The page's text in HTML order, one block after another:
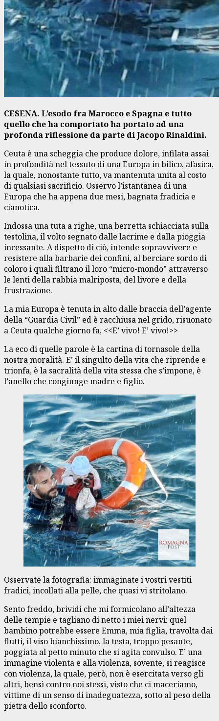
CESENA. L’esodo fra Marocco e Spagna e tutto
quello che ha comportato ha portato ad una
profonda riflessione da parte di Jacopo Rinaldini.
Ceuta è una scheggia che produce dolore, infilata assai
in profondità nel tessuto di una Europa in bilico, afasica,
la quale, nonostante tutto, va mantenuta unita al costo
di qualsiasi sacrificio. Osservo l’istantanea di una
Europa che ha appena due mesi, bagnata fradicia e
cianotica.
Indossa una tuta a righe, una berretta schiacciata sulla
testolina, il volto segnato dalle lacrime e dalla pioggia
incessante. A dispetto di ciò, intende sopravvivere e
resistere alla barbarie dei confini, al berciare sordo di
coloro i quali filtrano il loro “micro-mondo” attraverso
le lenti della rabbia malriposta, del livore e della
frustrazione.
La mia Europa è tenuta in alto dalle braccia dell’agente
della “Guardia Civil” ed è racchiusa nel grido, risuonato
a Ceuta qualche giorno fa, <<E’ vivo! E’ vivo!>>
La eco di quelle parole è la cartina di tornasole della
nostra moralità. E’ il singulto della vita che riprende e
trionfa, è la sacralità della vita stessa che s’impone, è
l’anello che congiunge madre e figlio.
Osservate la fotografia: immaginate i vostri vestiti
fradici, incollati alla pelle, che quasi vi stritolano.
Sento freddo, brividi che mi formicolano all’altezza
delle tempie e tagliano di netto i miei nervi: quel
bambino potrebbe essere Emma, mia figlia, travolta dai
flutti, il viso bianchissimo, la testa, troppo pesante,
poggiata al petto minuto che si agita convulso. E’ una
immagine violenta e alla violenza, sovente, si reagisce
con violenza, la quale, però, non è esercitata verso gli
altri, bensì contro noi stessi, visto che ci maceriamo,
vittime di un senso di inadeguatezza, sotto al peso della
pietra dello sconforto.